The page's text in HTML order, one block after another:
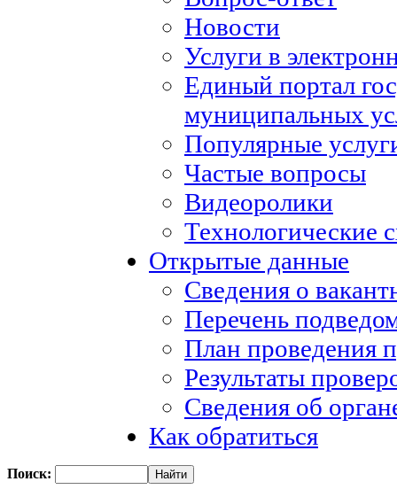
Новости
Услуги в
Единый портал
муниципальных
Популярные
Частые вопросы
Видеоролики
Технологические
Открытые данные
Сведения о
Перечень
План
Результаты
Сведения об
Как обратиться
Поиск: